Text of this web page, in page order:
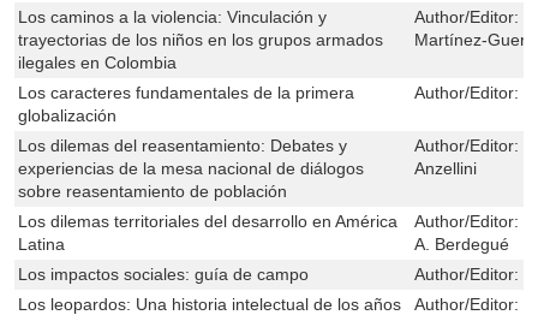
Los caminos a la violencia: Vinculación y
trayectorias de los niños en los grupos armados
ilegales en Colombia
Author/Editor:
Martínez-
Los caracteres fundamentales de la primera
globalización
Author/Editor:
Los dilemas del reasentamiento: Debates y
experiencias de la mesa nacional de diálogos
sobre reasentamiento de población
Author/Editor:
Anzellini
Los dilemas territoriales del desarrollo en América
Latina
Author/Editor:
A. Berdegué
Los impactos sociales: guía de campo
Author/Editor:
Los leopardos: Una historia intelectual de los años
Author/Editor: